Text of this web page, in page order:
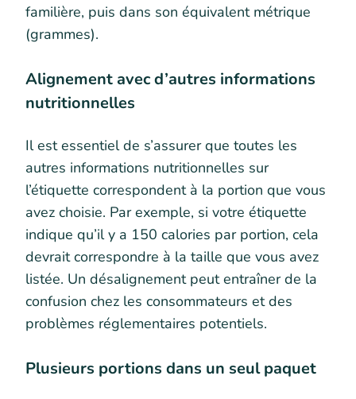
familière, puis dans son équivalent métrique
(grammes).
Alignement avec d’autres informations
nutritionnelles
Il est essentiel de s’assurer que toutes les
autres informations nutritionnelles sur
l’étiquette correspondent à la portion que vous
avez choisie. Par exemple, si votre étiquette
indique qu’il y a 150 calories par portion, cela
devrait correspondre à la taille que vous avez
listée. Un désalignement peut entraîner de la
confusion chez les consommateurs et des
problèmes réglementaires potentiels.
Plusieurs portions dans un seul paquet